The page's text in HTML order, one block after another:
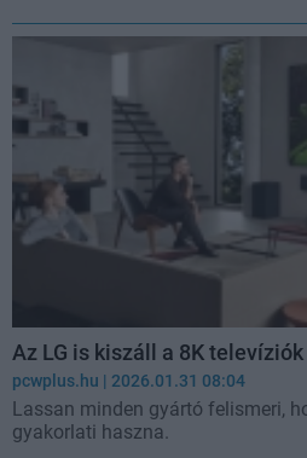
Az LG is kiszáll a 8K televíziók
pcwplus.hu | 2026.01.31 08:04
Lassan minden gyártó felismeri,
gyakorlati haszna.